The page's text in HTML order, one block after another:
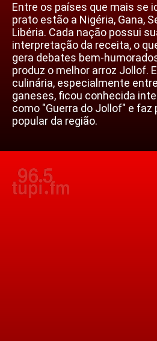
Entre os países que mais se
prato estão a Nigéria, Gana,
Libéria. Cada nação possui
interpretação da receita, o
gera debates bem-
produz o melhor arroz Jollof.
culinária, especialmente
ganeses, ficou conhecida
como "Guerra do Jollof" e faz
popular da região.